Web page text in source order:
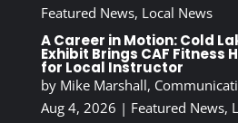
Featured News, Local News
A Career in Motion: Cold
Exhibit Brings CAF Fitness
for Local Instructor
by Mike Marshall,
Aug 4, 2026 | Featured News,